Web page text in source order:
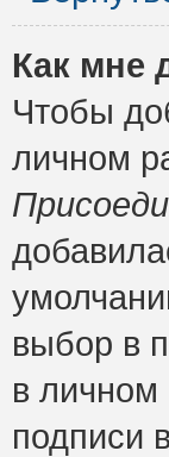
Как мне
Чтобы
личном
выбор в
в личном
подписи